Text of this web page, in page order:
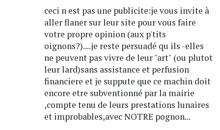
ceci n est pas une publicite:je vous invite à
aller flaner sur leur site pour vous faire
votre propre opinion (aux p'tits
oignons?)....je reste persuadé qu ils -elles
ne peuvent pas vivre de leur "art" (ou plutot
leur lard)sans assistance et perfusion
financiere et je suppute que ce machin doit
encore etre subventionné par la mairie
,compte tenu de leurs prestations lunaires
et improbables,avec NOTRE pognon...